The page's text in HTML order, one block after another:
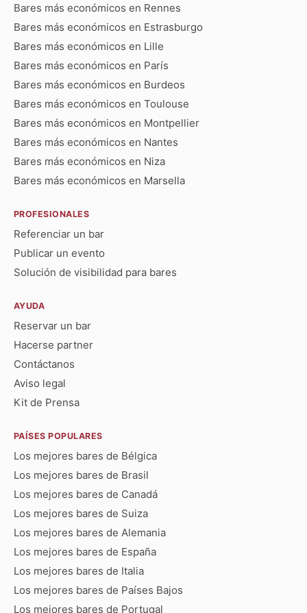
Bares más económicos en Rennes
Bares más económicos en Estrasburgo
Bares más económicos en Lille
Bares más económicos en París
Bares más económicos en Burdeos
Bares más económicos en Toulouse
Bares más económicos en Montpellier
Bares más económicos en Nantes
Bares más económicos en Niza
Bares más económicos en Marsella
PROFESIONALES
Referenciar un bar
Publicar un evento
Solución de visibilidad para bares
AYUDA
Reservar un bar
Hacerse partner
Contáctanos
Aviso legal
Kit de Prensa
PAÍSES POPULARES
Los mejores bares de Bélgica
Los mejores bares de Brasil
Los mejores bares de Canadá
Los mejores bares de Suiza
Los mejores bares de Alemania
Los mejores bares de España
Los mejores bares de Italia
Los mejores bares de Países Bajos
Los mejores bares de Portugal